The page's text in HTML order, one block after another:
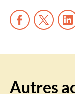
Autres